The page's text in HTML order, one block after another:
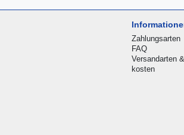
Zahlungsarten
FAQ
Versandarten
kosten